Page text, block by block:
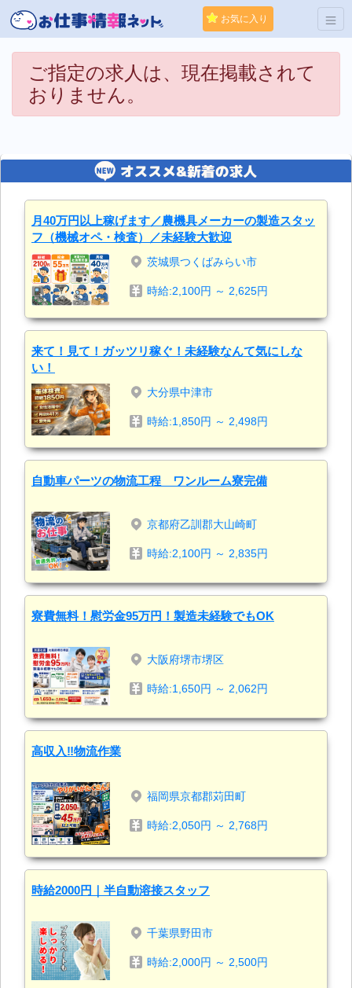
お気に入り
ご指定の求人は、現在掲載されて
おりません。
月40万円以上稼げます／農機具メーカーの製造スタッ
フ（機械オペ・検査）／未経験大歓迎
茨城県つくばみらい市
時給:2,100円 ～ 2,625円
来て！見て！ガッツリ稼ぐ！未経験なんて気にしな
い！
大分県中津市
時給:1,850円 ～ 2,498円
自動車パーツの物流工程 ワンルーム寮完備
京都府乙訓郡大山崎町
時給:2,100円 ～ 2,835円
寮費無料！慰労金95万円！製造未経験でもOK
大阪府堺市堺区
時給:1,650円 ～ 2,062円
高収入‼物流作業
福岡県京都郡苅田町
時給:2,050円 ～ 2,768円
時給2000円｜半自動溶接スタッフ
千葉県野田市
時給:2,000円 ～ 2,500円